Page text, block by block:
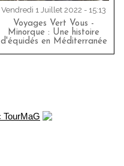
Vendredi 1 Juillet 2022 - 15:13
Voyages Vert Vous -
Minorque : Une histoire
d'équidés en Méditerranée